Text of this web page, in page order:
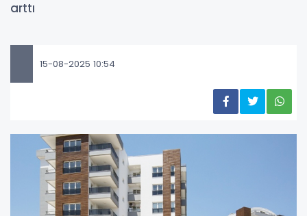
arttı
15-08-2025 10:54